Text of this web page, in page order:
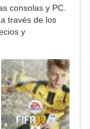
consolas y PC.
través de los
y